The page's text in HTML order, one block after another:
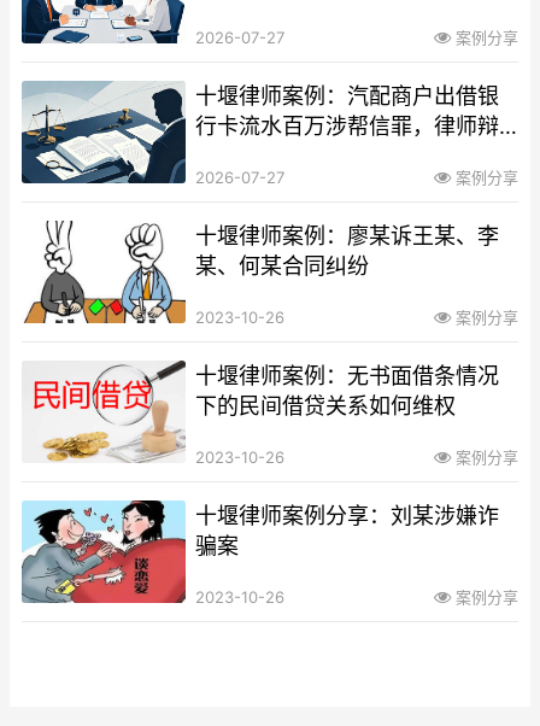
2026-07-27 案例分享
十堰律师案例：汽配商户出借银
行卡流水百万涉帮信罪，律师辩
2026-07-27 案例分享
十堰律师案例：廖某诉王某、李
某、何某合同纠纷
2023-10-26 案例分享
十堰律师案例：无书面借条情况
下的民间借贷关系如何维权
2023-10-26 案例分享
十堰律师案例分享：刘某涉嫌诈
骗案
2023-10-26 案例分享